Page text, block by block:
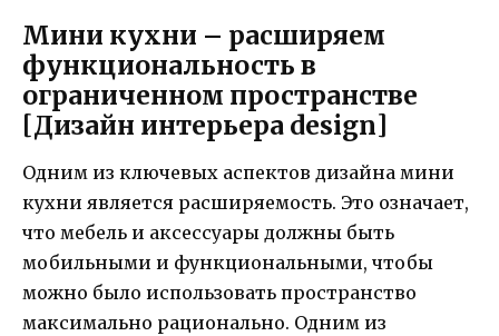
Мини кухни – расширяем
функциональность в
ограниченном пространстве
[Дизайн интерьера design]
Одним из ключевых аспектов дизайна мини
кухни является расширяемость. Это означает,
что мебель и аксессуары должны быть
мобильными и функциональными, чтобы
можно было использовать пространство
максимально рационально. Одним из